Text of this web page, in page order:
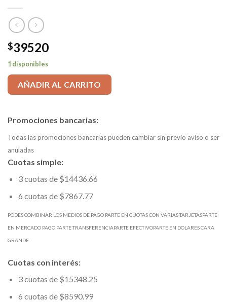
$39520
1 disponibles
AÑADIR AL CARRITO
Promociones bancarias:
Todas las promociones bancarias pueden cambiar sin previo aviso o ser
anuladas
Cuotas simple:
3 cuotas de $14436.66
6 cuotas de $7867.77
PODES COMBINAR LOS MEDIOS DE PAGO PARTE EN CUOTAS CON VARIAS TARJETASPARTE
EN MERCADO PAGO PARTE TRANSFERENCIAPARTE EFECTIVOPARTE EN DOLARES CARA
GRANDE
Cuotas con interés:
3 cuotas de $15348.25
6 cuotas de $8590.99